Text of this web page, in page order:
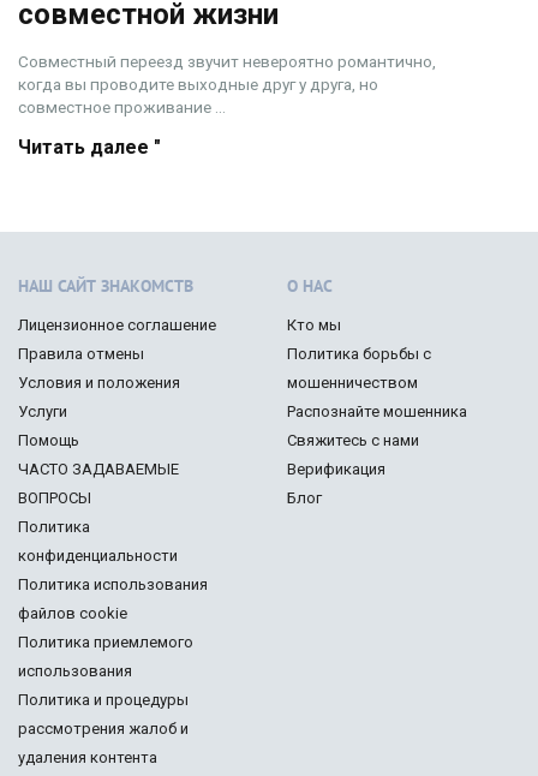
совместной жизни
Совместный переезд звучит невероятно романтично,
когда вы проводите выходные друг у друга, но
совместное проживание ...
Читать далее "
НАШ САЙТ ЗНАКОМСТВ
Лицензионное соглашение
Правила отмены
Условия и положения
Услуги
Помощь
ЧАСТО ЗАДАВАЕМЫЕ
ВОПРОСЫ
Политика
конфиденциальности
Политика использования
файлов cookie
Политика приемлемого
использования
Политика и процедуры
рассмотрения жалоб и
удаления контента
О НАС
Кто мы
Политика борьбы с
мошенничеством
Распознайте мошенника
Свяжитесь с нами
Верификация
Блог